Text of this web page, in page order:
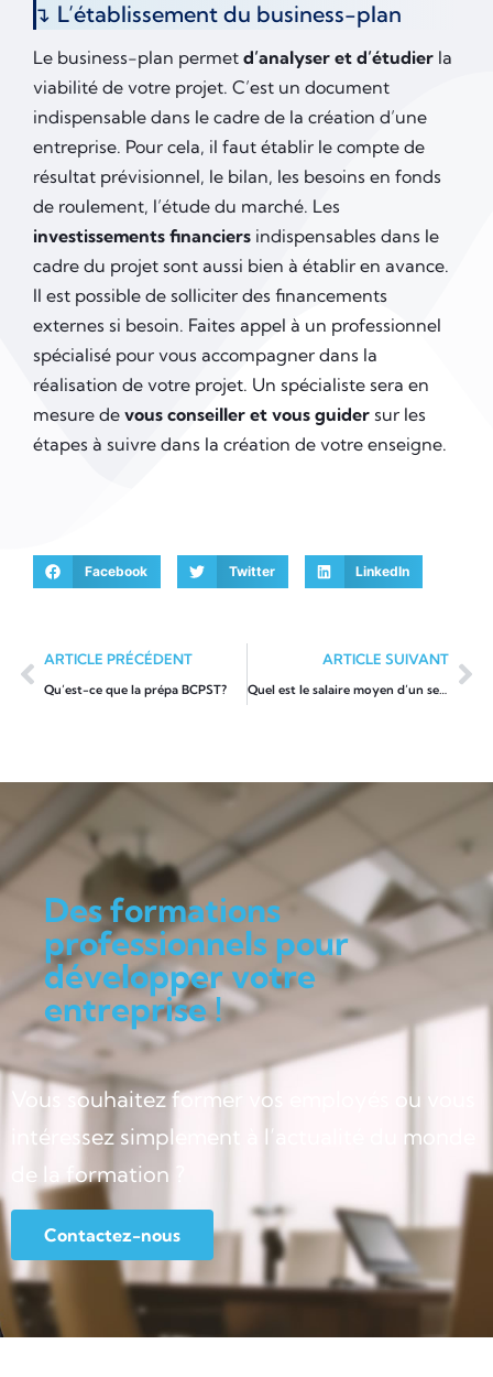
L’établissement du business-plan
Le business-plan permet d’analyser et d’étudier la
viabilité de votre projet. C’est un document
indispensable dans le cadre de la création d’une
entreprise. Pour cela, il faut établir le compte de
résultat prévisionnel, le bilan, les besoins en fonds
de roulement, l’étude du marché. Les
investissements financiers indispensables dans le
cadre du projet sont aussi bien à établir en avance.
Il est possible de solliciter des financements
externes si besoin. Faites appel à un professionnel
spécialisé pour vous accompagner dans la
réalisation de votre projet. Un spécialiste sera en
mesure de vous conseiller et vous guider sur les
étapes à suivre dans la création de votre enseigne.
Facebook Twitter LinkedIn
ARTICLE PRÉCÉDENT
Qu’est-ce que la prépa BCPST?
ARTICLE SUIVANT
Quel est le salaire moyen d’un serrurier ?
Des formations
professionnels pour
développer votre
entreprise !
Vous souhaitez former vos employés ou vous
intéressez simplement à l’actualité du monde
de la formation ?
Contactez-nous